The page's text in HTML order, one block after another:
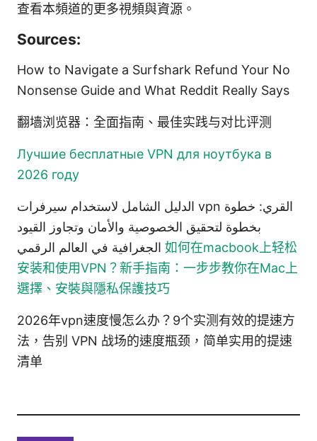
查看本頻道的更多視頻與資源。
Sources:
How to Navigate a Surfshark Refund Your No
Nonsense Guide and What Reddit Really Says
翻墙浏览器：全面指南、最佳实践与对比评测
Лучшие бесплатные VPN для ноутбука в
2026 году
الدليل الشامل لاستخدام سيرفرات vpn القري: خطوة
بخطوة لتحقيق الخصوصية والأمان وتجاوز القيود
如何在macbook上轻松
安装和使用VPN？新手指南：一步步教你在Mac上
選擇、安裝與隱私保護技巧
2026年vpn速度慢怎么办？9个实测有效的提速方
法，告别 VPN 战场的速度瓶颈，简单实用的提速
清单